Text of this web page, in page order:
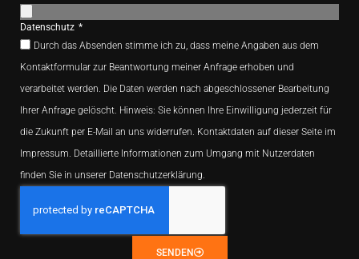
Datenschutz
Durch das Absenden stimme ich zu, dass meine Angaben aus dem
Kontaktformular zur Beantwortung meiner Anfrage erhoben und
verarbeitet werden. Die Daten werden nach abgeschlossener Bearbeitung
Ihrer Anfrage gelöscht. Hinweis: Sie können Ihre Einwilligung jederzeit für
die Zukunft per E-Mail an uns widerrufen. Kontaktdaten auf dieser Seite im
Impressum. Detaillierte Informationen zum Umgang mit Nutzerdaten
finden Sie in unserer Datenschutzerklärung.
SENDEN